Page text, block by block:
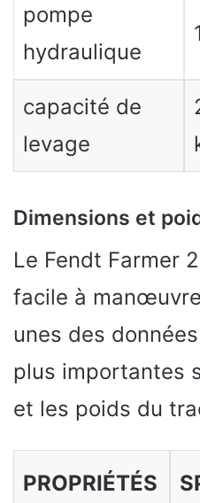
pompe
hydraulique
capacité de
levage
Dimensions et
Le Fendt Farmer
facile à
unes des
plus importantes
et les poids du
PROPRIÉTÉS